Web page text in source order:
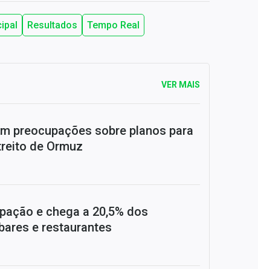
Resultados Tempo Real
VER MAIS
preocupações sobre planos para
de Ormuz
e chega a 20,5% dos
e restaurantes